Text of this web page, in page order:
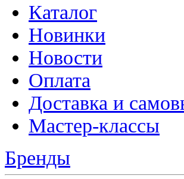
Каталог
Новинки
Новости
Оплата
Доставка и
Мастер-классы
Бренды